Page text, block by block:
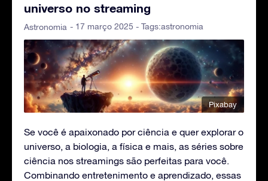
universo no streaming
Astronomia - 17 março 2025 - Tags:astronomia
Pixabay
Se você é apaixonado por ciência e quer explorar o
universo, a biologia, a física e mais, as séries sobre
ciência nos streamings são perfeitas para você.
Combinando entretenimento e aprendizado, essas